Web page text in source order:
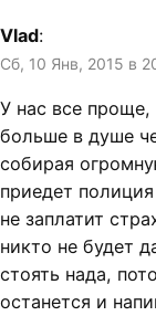
Vlad:
Сб, 10 Янв, 2015 в
У нас все проще,
больше в душе
собирая
приедет
не заплатит
никто не будет
стоять нада,
останется и